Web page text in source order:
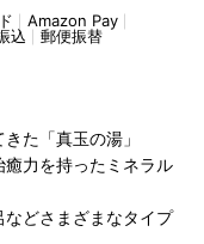
Amazon Pay
込 郵便振替
た「真玉の湯」
力を持ったミネラル
どさまざまなタイプ